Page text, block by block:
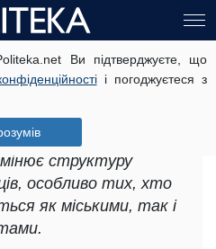
Ви підтверджуєте, що
і погоджуєтеся з
в
як сильно
в Закарпатській
структуру
особливо тих, хто
як міськими, так і